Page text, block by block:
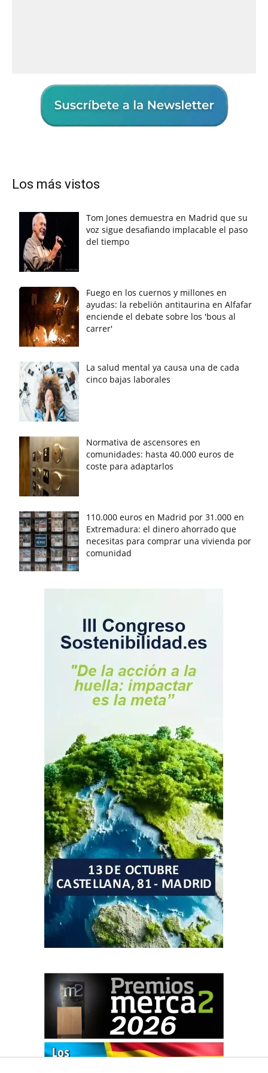
Los más vistos
Tom Jones demuestra en Madrid que su
voz sigue desafiando implacable el paso
del tiempo
Fuego en los cuernos y millones en
ayudas: la rebelión antitaurina en Alfafar
enciende el debate sobre los 'bous al
carrer'
La salud mental ya causa una de cada
cinco bajas laborales
Normativa de ascensores en
comunidades: hasta 40.000 euros de
coste para adaptarlos
110.000 euros en Madrid por 31.000 en
Extremadura: el dinero ahorrado que
necesitas para comprar una vivienda por
comunidad